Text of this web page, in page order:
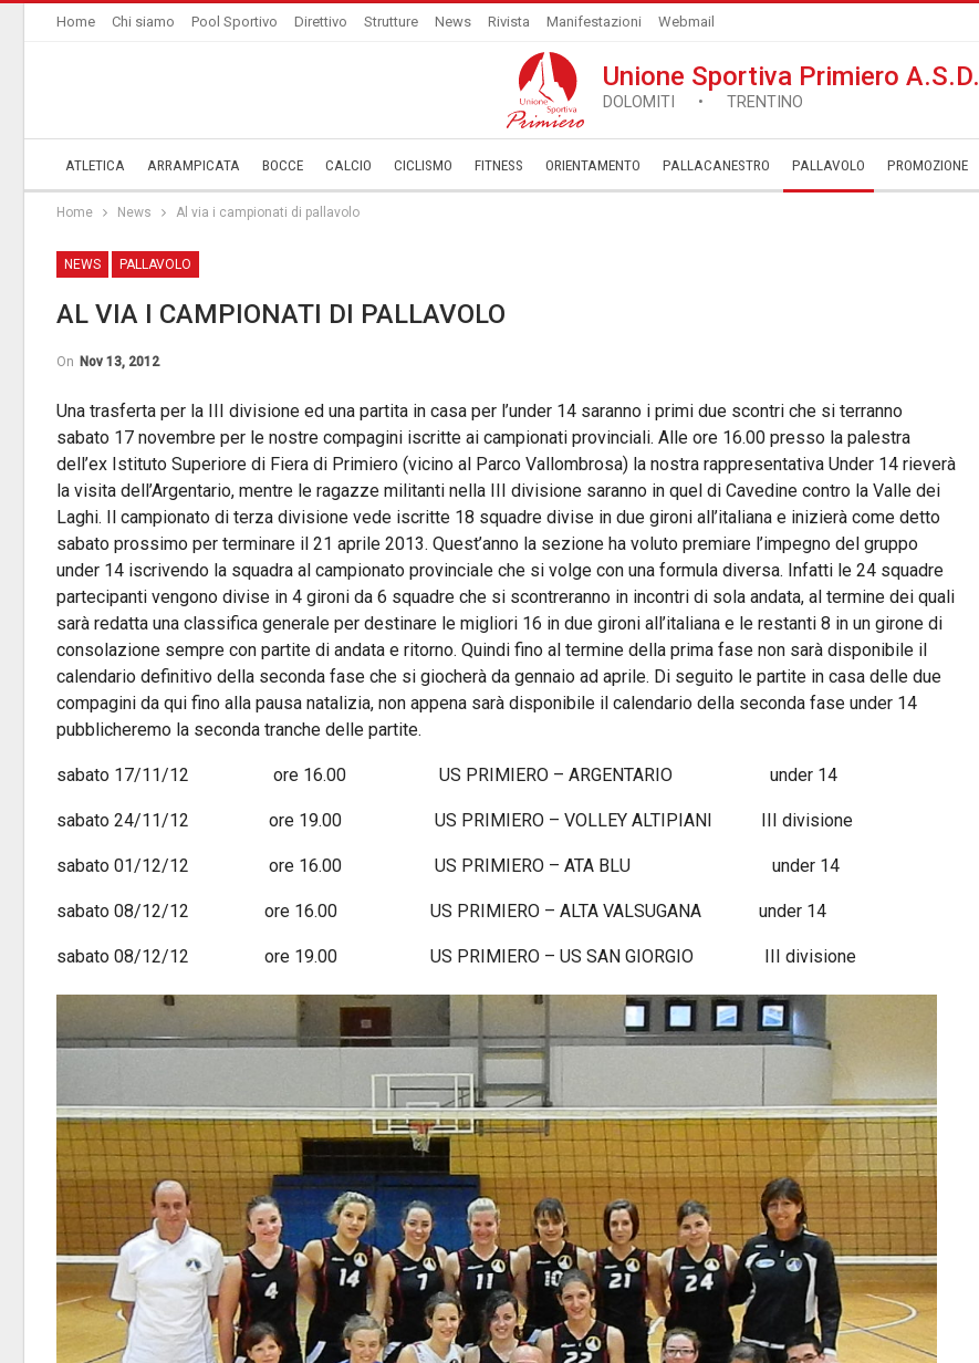
Home Chi siamo Pool Sportivo Direttivo Strutture News Rivista Manifestazioni Webmail
Unione Sportiva Primiero A.S.D.
DOLOMITI • TRENTINO
ATLETICA ARRAMPICATA BOCCE CALCIO CICLISMO FITNESS ORIENTAMENTO PALLACANESTRO PALLAVOLO ­PROMOZIONE
Home News Al via i campionati di pallavolo
NEWS PALLAVOLO
AL VIA I CAMPIONATI DI PALLAVOLO
On Nov 13, 2012
Una trasferta per la III divisione ed una partita in casa per l’under 14 saranno i primi due scontri che si terranno
sabato 17 novembre per le nostre compagini iscritte ai campionati provinciali. Alle ore 16.00 presso la palestra
dell’ex Istituto Superiore di Fiera di Primiero (vicino al Parco Vallombrosa) la nostra rappresentativa Under 14 rieverà
la visita dell’Argentario, mentre le ragazze militanti nella III divisione saranno in quel di Cavedine contro la Valle dei
Laghi. Il campionato di terza divisione vede iscritte 18 squadre divise in due gironi all’italiana e inizierà come detto
sabato prossimo per terminare il 21 aprile 2013. Quest’anno la sezione ha voluto premiare l’impegno del gruppo
under 14 iscrivendo la squadra al campionato provinciale che si volge con una formula diversa. Infatti le 24 squadre
partecipanti vengono divise in 4 gironi da 6 squadre che si scontreranno in incontri di sola andata, al termine dei quali
sarà redatta una classifica generale per destinare le migliori 16 in due gironi all’italiana e le restanti 8 in un girone di
consolazione sempre con partite di andata e ritorno. Quindi fino al termine della prima fase non sarà disponibile il
calendario definitivo della seconda fase che si giocherà da gennaio ad aprile. Di seguito le partite in casa delle due
compagini da qui fino alla pausa natalizia, non appena sarà disponibile il calendario della seconda fase under 14
pubblicheremo la seconda tranche delle partite.
sabato 17/11/12 ore 16.00 US PRIMIERO – ARGENTARIO under 14
sabato 24/11/12 ore 19.00 US PRIMIERO – VOLLEY ALTIPIANI III divisione
sabato 01/12/12 ore 16.00 US PRIMIERO – ATA BLU under 14
sabato 08/12/12 ore 16.00 US PRIMIERO – ALTA VALSUGANA under 14
sabato 08/12/12 ore 19.00 US PRIMIERO – US SAN GIORGIO III divisione